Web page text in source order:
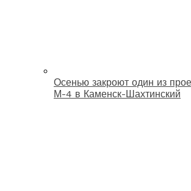
Осенью закроют один из
М-4 в Каменск-Шахтинский